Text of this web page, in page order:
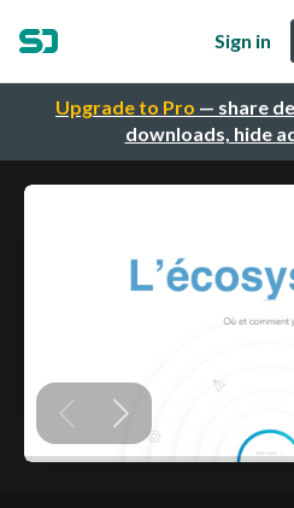
Upgrade to Pro — share
downloads, hide
Sign in